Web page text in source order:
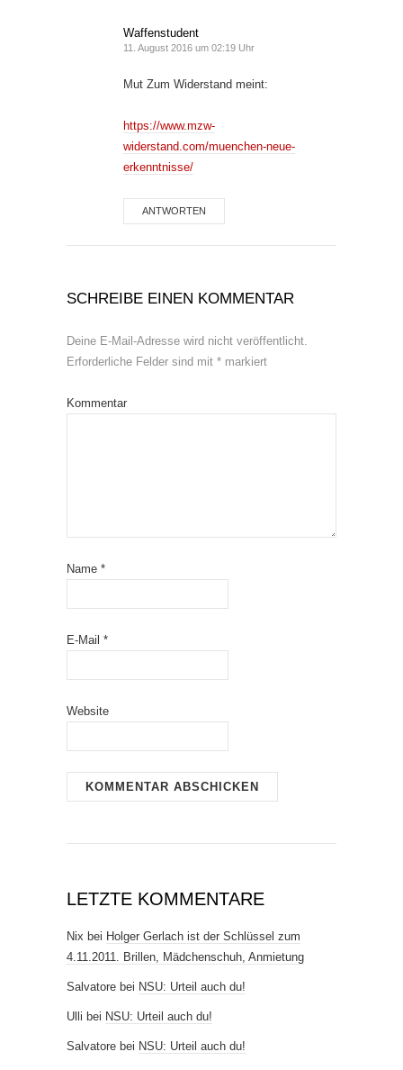
Waffenstudent
11. August 2016 um 02:19 Uhr
Mut Zum Widerstand meint:
https://www.mzw-
widerstand.com/muenchen-neue-
erkenntnisse/
ANTWORTEN
SCHREIBE EINEN KOMMENTAR
Deine E-Mail-Adresse wird nicht veröffentlicht.
Erforderliche Felder sind mit * markiert
Kommentar
Name *
E-Mail *
Website
LETZTE KOMMENTARE
Nix bei Holger Gerlach ist der Schlüssel zum
4.11.2011. Brillen, Mädchenschuh, Anmietung
Salvatore bei NSU: Urteil auch du!
Ulli bei NSU: Urteil auch du!
Salvatore bei NSU: Urteil auch du!